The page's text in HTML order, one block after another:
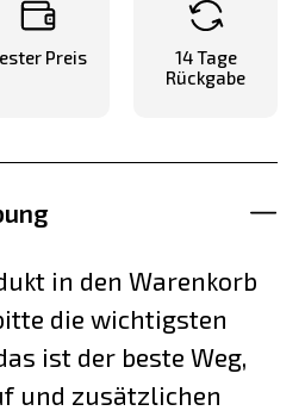
Preis
14 Tage
Rückgabe
in den Warenkorb
die wichtigsten
ist der beste Weg,
und zusätzlichen